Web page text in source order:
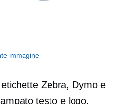
immagine
Zebra, Dymo e
testo e logo.